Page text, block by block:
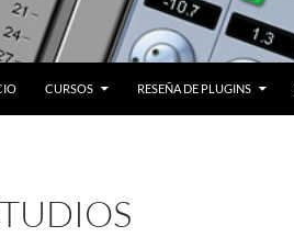
CURSOS RESEÑA DE PLUGINS